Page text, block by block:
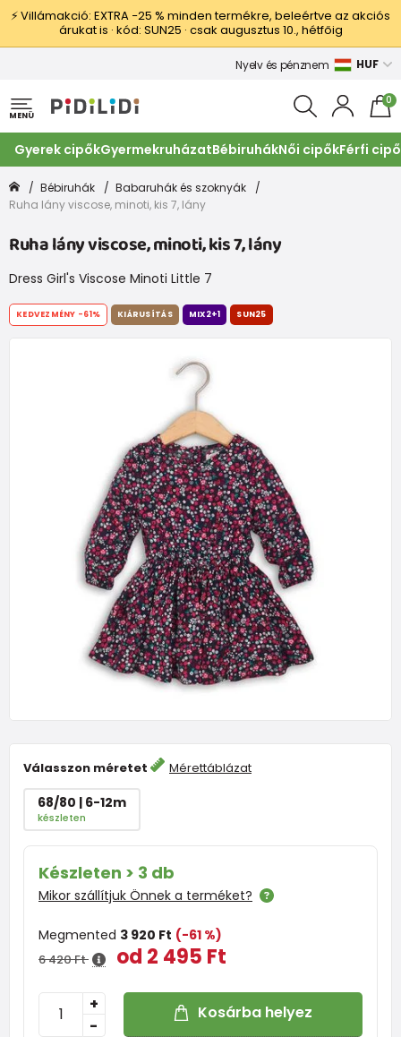
⚡ Villámakció: EXTRA −25 % minden termékre, beleértve az akciós
árukat is · kód: SUN25 · csak augusztus 10., hétfőig
Nyelv és pénznem HUF
MENÜ
0
Gyerek cipőkGyermekruházatBébiruhákNői cipőkFérfi
Bébiruhák
Babaruhák és szoknyák
Ruha lány viscose, minoti, kis 7, lány
Ruha lány viscose, minoti, kis 7, lány
Dress Girl's Viscose Minoti Little 7
Válasszon méretet Mérettáblázat
68/80 | 6-12m
készleten
Készleten > 3 db
Mikor szállítjuk Önnek a terméket?
Megmented 3 920 Ft (-61 %)
6 420 Ft od 2 495 Ft
-
+ Kosárba helyez
KEDVEZMÉNY -61% KIÁRUSÍTÁS MIX2+1 SUN25